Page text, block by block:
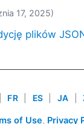
17, 2025)
plików
FR ES JA
of Use, Privacy